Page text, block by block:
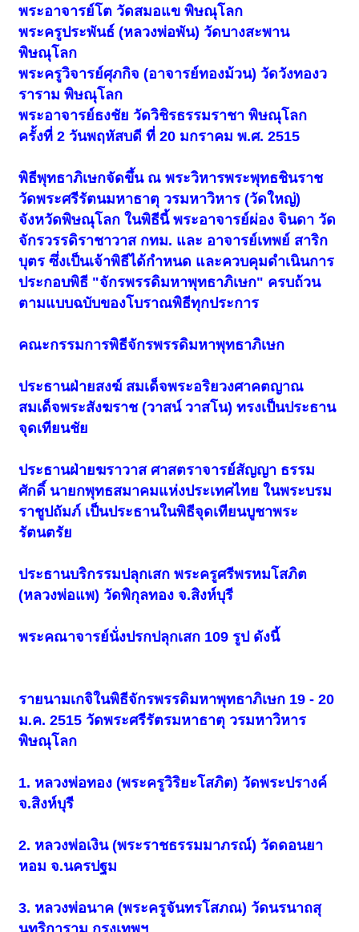
พระอาจารย์โต วัดสมอแข พิษณุโลก
พระครูประพันธ์ (หลวงพ่อพัน) วัดบางสะพาน
พิษณุโลก
พระครูวิจารย์ศุภกิจ (อาจารย์ทองม้วน) วัดวังทองว
ราราม พิษณุโลก
พระอาจารย์ธงชัย วัดวิชิรธรรมราชา พิษณุโลก
ครั้งที่ 2 วันพฤหัสบดี ที่ 20 มกราคม พ.ศ. 2515
พิธีพุทธาภิเษกจัดขึ้น ณ พระวิหารพระพุทธชินราช
วัดพระศรีรัตนมหาธาตุ วรมหาวิหาร (วัดใหญ่)
จังหวัดพิษณุโลก ในพิธีนี้ พระอาจารย์ผ่อง จินดา วัด
จักรวรรดิราชาวาส กทม. และ อาจารย์เทพย์ สาริก
บุตร ซึ่งเป็นเจ้าพิธีได้กำหนด และควบคุมดำเนินการ
ประกอบพิธี "จักรพรรดิมหาพุทธาภิเษก" ครบถ้วน
ตามแบบฉบับของโบราณพิธีทุกประการ
คณะกรรมการพิธีจักรพรรดิมหาพุทธาภิเษก
ประธานฝ่ายสงฆ์ สมเด็จพระอริยวงศาคตญาณ
สมเด็จพระสังฆราช (วาสน์ วาสโน) ทรงเป็นประธาน
จุดเทียนชัย
ประธานฝ่ายฆราวาส ศาสตราจารย์สัญญา ธรรม
ศักดิ์ นายกพุทธสมาคมแห่งประเทศไทย ในพระบรม
ราชูปถัมภ์ เป็นประธานในพิธีจุดเทียนบูชาพระ
รัตนตรัย
ประธานบริกรรมปลุกเสก พระครูศรีพรหมโสภิต
(หลวงพ่อแพ) วัดพิกุลทอง จ.สิงห์บุรี
พระคณาจารย์นั่งปรกปลุกเสก 109 รูป ดังนี้
รายนามเกจิในพิธีจักรพรรดิมหาพุทธาภิเษก 19 - 20
ม.ค. 2515 วัดพระศรีรัตรมหาธาตุ วรมหาวิหาร
พิษณุโลก
1. หลวงพ่อทอง (พระครูวิริยะโสภิต) วัดพระปรางค์
จ.สิงห์บุรี
2. หลวงพ่อเงิน (พระราชธรรมมาภรณ์) วัดดอนยา
หอม จ.นครปฐม
3. หลวงพ่อนาค (พระครูจันทรโสภณ) วัดนรนาถสุ
นทริการาม กรุงเทพฯ